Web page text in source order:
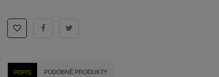
POPIS PODOBNÉ PRODUKTY